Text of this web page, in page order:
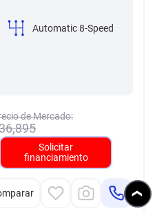
Automatic 8-Speed
de Mercado:
Solicitar
financiamiento